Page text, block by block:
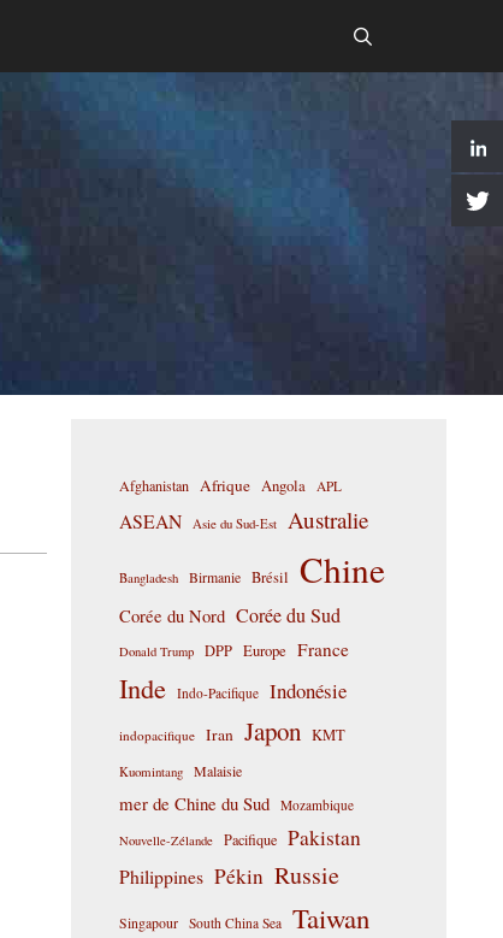
Afghanistan Afrique Angola APL
ASEAN Asie du Sud-Est Australie
Bangladesh Birmanie Brésil Chine
Corée du Nord Corée du Sud
Donald Trump DPP Europe France
Inde Indo-Pacifique Indonésie
indopacifique Iran Japon KMT
Kuomintang Malaisie
mer de Chine du Sud Mozambique
Nouvelle-Zélande Pacifique Pakistan
Philippines Pékin Russie
Singapour South China Sea Taiwan